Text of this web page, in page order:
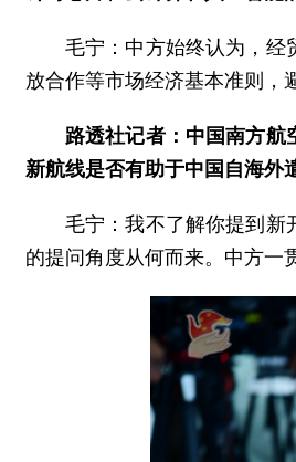
毛宁：中方始终认为，经
放合作等市场经济基本准则，
路透社记者：中国南方航
新航线是否有助于中国自海外
毛宁：我不了解你提到新
的提问角度从何而来。中方一